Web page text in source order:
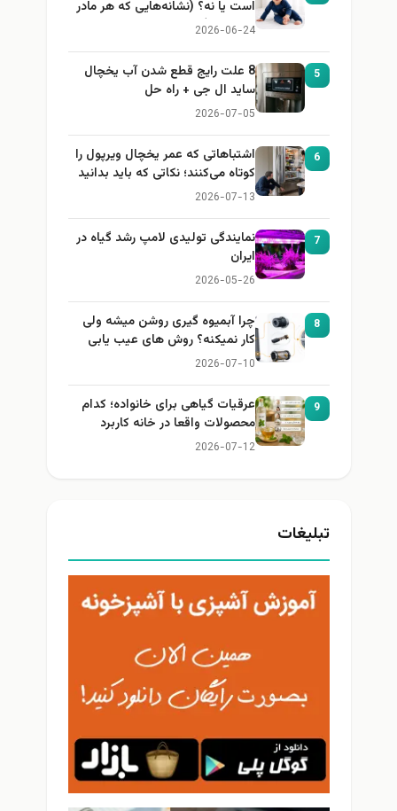
است یا نه؟ (نشانه‌هایی که هر مادر
باید بداند)
2026-06-24
5
8 علت رایج قطع شدن آب یخچال
ساید ال جی + راه حل
2026-07-05
6
اشتباهاتی که عمر یخچال ویرپول را
کوتاه می‌کنند؛ نکاتی که باید بدانید
2026-07-13
7
نمایندگی تولیدی لامپ رشد گیاه در
ایران
2026-05-26
8
چرا آبمیوه گیری روشن میشه ولی
کار نمیکنه؟ روش های عیب یابی
2026-07-10
9
عرقیات گیاهی برای خانواده؛ کدام
محصولات واقعا در خانه کاربرد
دارند؟
2026-07-12
تبلیغات